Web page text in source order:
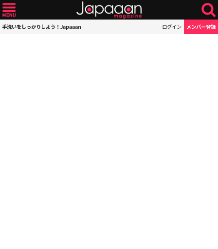
手洗いをしっかりしよう！Japaaan ログイン メンバー登録